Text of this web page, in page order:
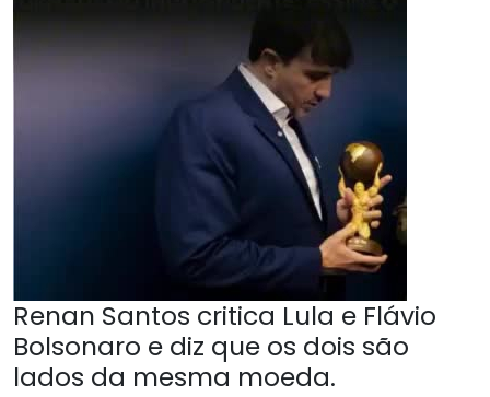
Renan Santos critica Lula e Flávio
Bolsonaro e diz que os dois são
lados da mesma moeda.